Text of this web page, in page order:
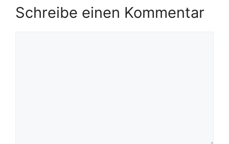
Schreibe einen Kommentar